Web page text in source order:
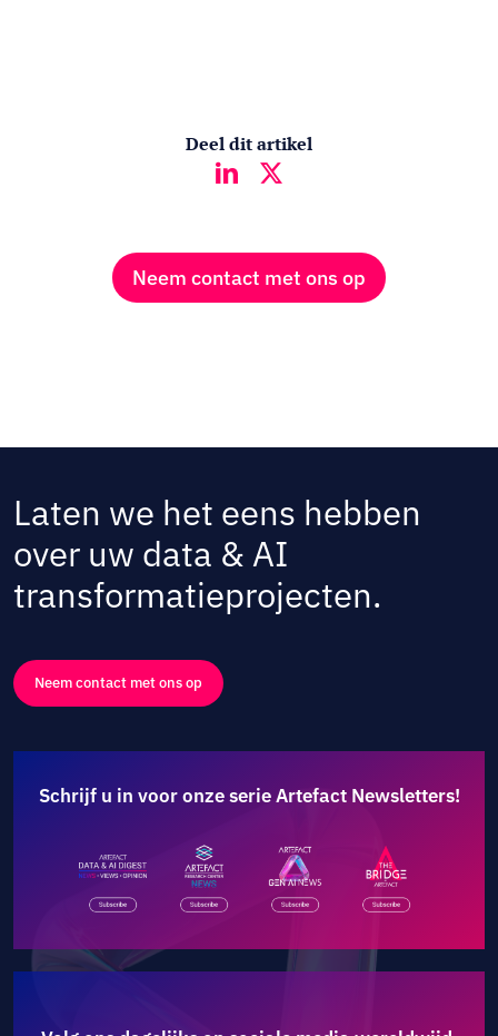
Deel dit artikel
Neem contact met ons op
Laten we het eens hebben
over uw data & AI
transformatieprojecten.
Neem contact met ons op
Schrijf u in voor onze serie Artefact Newsletters!